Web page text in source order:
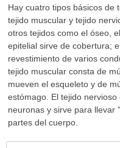
Hay cuatro tipos básicos de
tejido muscular y tejido
otros tejidos como el óseo,
epitelial sirve de cobertura;
revestimiento de varios
tejido muscular consta de
mueven el esqueleto y de
estómago. El tejido
neuronas y sirve para llevar
partes del cuerpo.